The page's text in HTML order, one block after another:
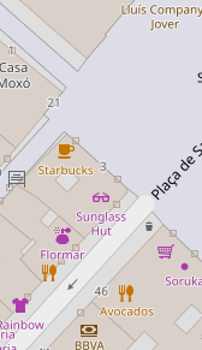
1989
Ràdio Associació RAC
105 - Clàxon